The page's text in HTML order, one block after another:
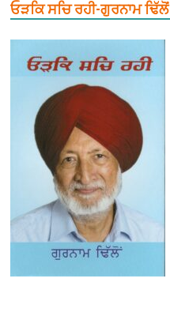
ਓੜਕਿ ਸਚਿ ਰਹੀ-ਗੁਰਨਾਮ ਢਿੱਲੋਂ